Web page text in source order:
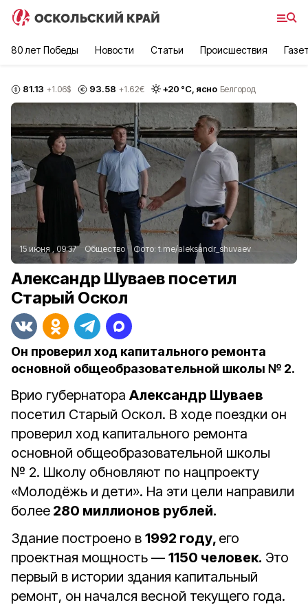
80 лет Победы Новости Статьи Происшествия
81.13 +1.06$ 93.58 +1.62€ +20 °С, ясно Белгород
15 июня , 09:37 Общество Фото: t.me/aleksandr_shuvaev
Александр Шуваев посетил
Старый Оскол
Он проверил ход капитального ремонта
основной общеобразовательной школы № 2.
Врио губернатора Александр Шуваев
посетил Старый Оскол. В ходе поездки он
проверил ход капитального ремонта
основной общеобразовательной школы
№ 2. Школу обновляют по нацпроекту
«Молодёжь и дети». На эти цели направили
более 280 миллионов рублей.
Здание построено в 1992 году, его
проектная мощность — 1150 человек. Это
первый в истории здания капитальный
ремонт, он начался весной текущего года.